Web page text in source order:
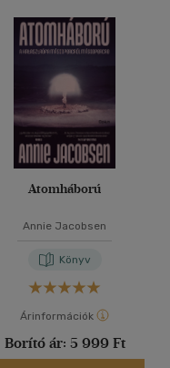
Atomháború
Annie Jacobsen
Könyv
Árinformációk
Borító ár: 5 999 Ft